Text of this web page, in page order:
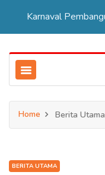
Home Berita Utama
BERITA UTAMA